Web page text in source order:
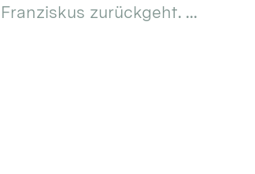
Franziskus zurückgeht. ...